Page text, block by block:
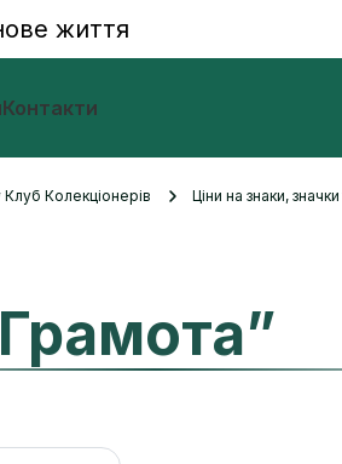
життя
Контакти
Колекціонерів Ціни на знаки,